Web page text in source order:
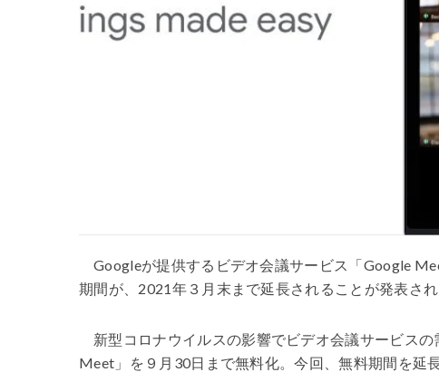
Googleが提供するビデオ会議サービス「Google
期間が、2021年３月末まで延長されることが発表され
新型コロナウイルスの影響でビデオ会議サービスの
Meet 」を９月 30日まで無料化。今回、無料期間を延